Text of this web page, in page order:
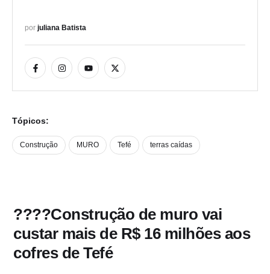
por juliana Batista
Tópicos:
Construção MURO Tefé terras caídas
????Construção de muro vai
custar mais de R$ 16 milhões aos
cofres de Tefé